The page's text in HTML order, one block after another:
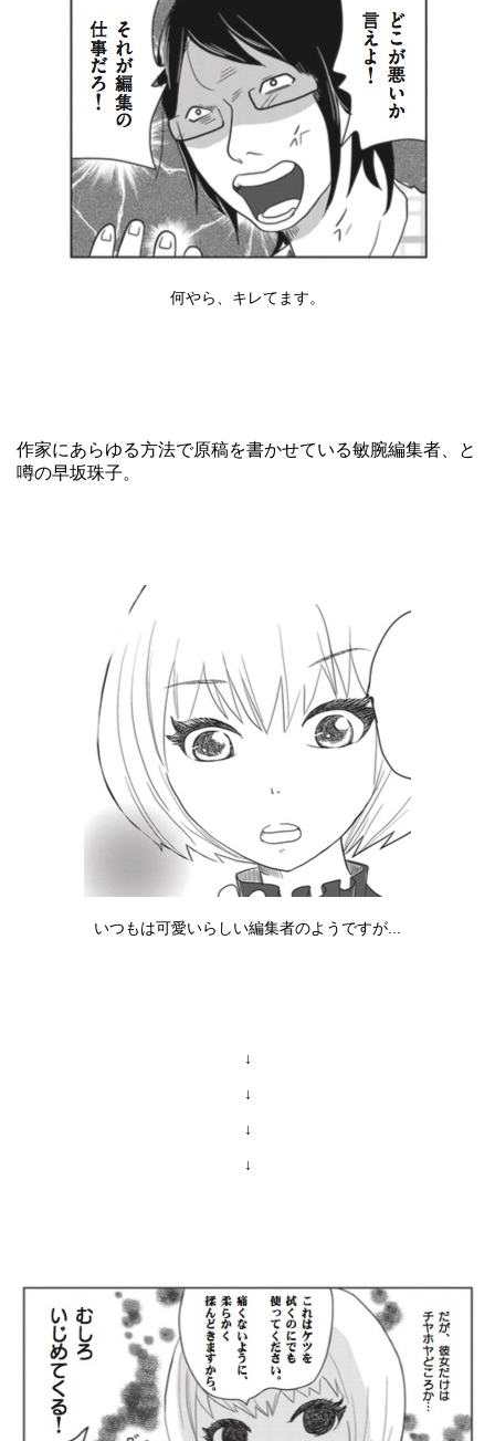
何やら、キレてます。
作家にあらゆる方法で原稿を書かせている敏腕編集者、と
噂の早坂珠子。
いつもは可愛いらしい編集者のようですが...
↓
↓
↓
↓